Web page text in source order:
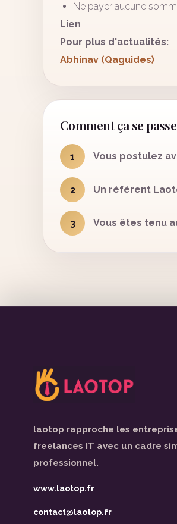
Ne payer aucune
Lien
Pour plus d'actualités:
Abhinav (Qaguides)
Comment ça se
1 Vous postulez
2 Un référent
3 Vous êtes tenu
laotop rapproche les
freelances IT avec un cadre
professionnel.
www.laotop.fr
contact@laotop.fr